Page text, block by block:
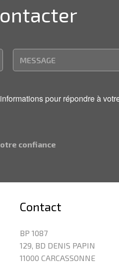
pour répondre à
confiance
Contact
BP 1087
129, BD DENIS PAPIN
11000 CARCASSONNE